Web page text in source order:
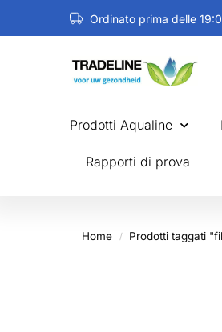
Ordinato prima delle
Prodotti Aqualine
Rapporti di prova
Home / Prodotti taggati